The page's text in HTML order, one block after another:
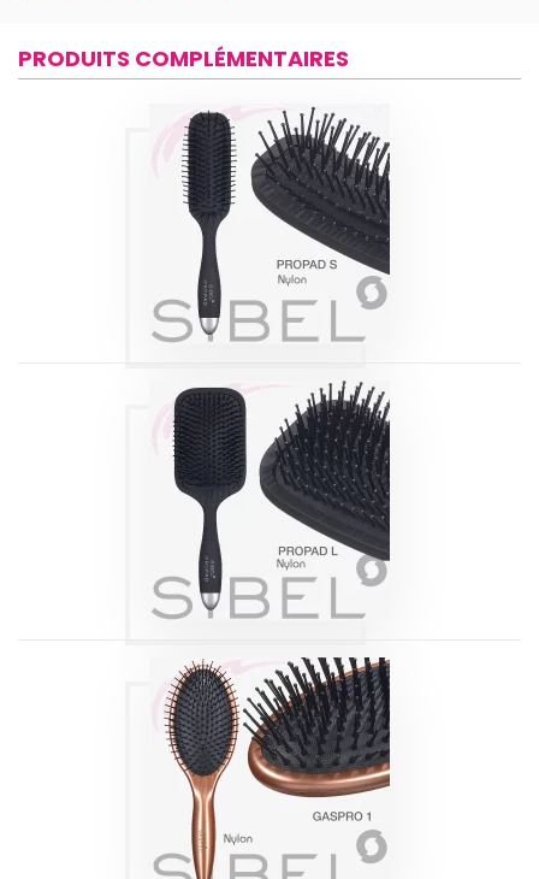
PRODUITS COMPLÉMENTAIRES
BROSSE
PNEUMATIQUE
PROPAD SMALL
SIBEL
Produits
BROSSE
PNEUMATIQUE
PROPAD LARGE
SIBEL
Produits
BROSSE
PNEUMATIQUE
GASPRO 1 SIBEL